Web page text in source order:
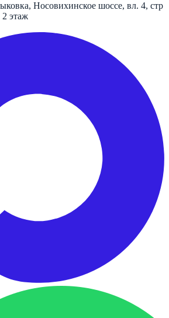
Носовихинское шоссе, вл. 4, стр
этаж